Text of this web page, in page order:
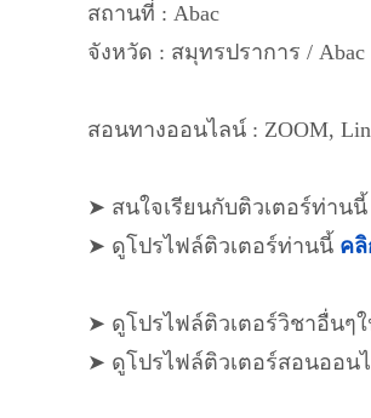
สถานที่ : Abac
จังหวัด : สมุทรปราการ / Abac
สอนทางออนไลน์ : ZOOM,
➤ สนใจเรียนกับติวเตอร์ท่านนี้
➤ ดูโปรไฟล์ติวเตอร์ท่านนี้ คลิ
➤ ดูโปรไฟล์ติวเตอร์วิชาอื่นๆ
➤ ดูโปรไฟล์ติวเตอร์สอนออน